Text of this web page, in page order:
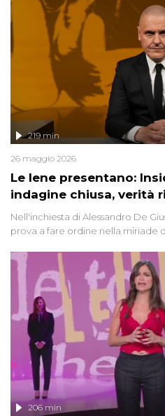
Le Iene presentano:
indagine chiusa, verità
219 min
26 maggio 2026
Nell'inchiesta di Alessandro De
prova a fare ordine nella miriade
giudiziarie più discusse degli ultimi
vicenda mettendo in fila
controversi e i protagonisti di
fine.
206 min